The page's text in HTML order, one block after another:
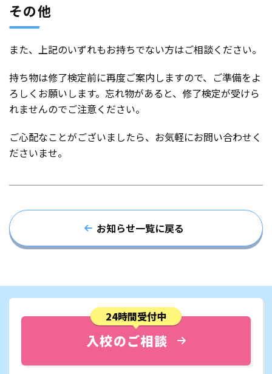
その他
また、上記のいずれもお持ちでない方はご相談ください。
持ち物は修了検定前に再度ご案内しますので、ご準備をよ
ろしくお願いします。忘れ物があると、修了検定が受けら
れませんのでご注意ください。
ご心配なことがございましたら、お気軽にお問い合わせく
ださいませ。
お知らせ一覧に戻る
24時間受付中
入校のご相談